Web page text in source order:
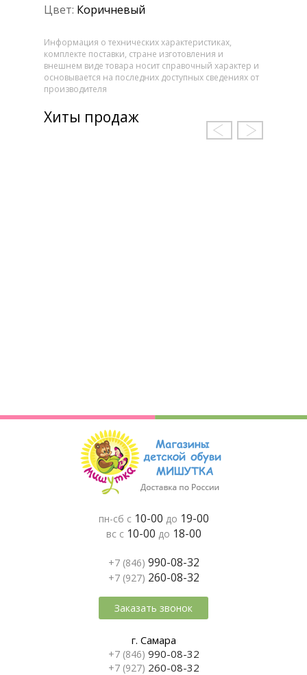
Цвет: Коричневый
Информация о технических характеристиках,
комплекте поставки, стране изготовления и
внешнем виде товара носит справочный характер и
основывается на последних доступных сведениях от
производителя
Хиты продаж
пн-сб с 10-00 до 19-00
вс с 10-00 до 18-00
+7 (846) 990-08-32
+7 (927) 260-08-32
Заказать звонок
г. Самара
+7 (846) 990-08-32
+7 (927) 260-08-32